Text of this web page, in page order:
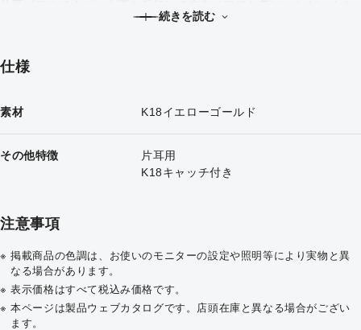
続きを読む
仕様
素材 K18イエローゴールド
その他特徴
片耳用
K18キャッチ付き
注意事項
掲載商品の色調は、お使いのモニターの設定や照明等により実物と異
なる場合があります。
表示価格はすべて税込み価格です。
本ページは製品ウェブカタログです。店頭在庫と異なる場合がござい
ます。